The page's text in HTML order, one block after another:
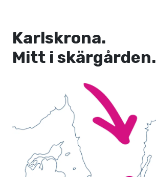
Karlskrona.
Mitt i skärgården.